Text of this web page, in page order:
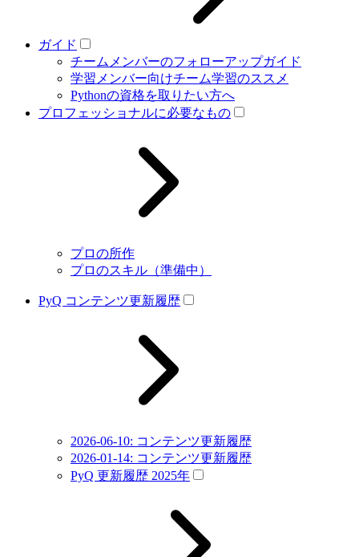
ガイド
チームメンバーのフォローアップガイド
学習メンバー向けチーム学習のススメ
Pythonの資格を取りたい方へ
プロフェッショナルに必要なもの
プロの所作
プロのスキル（準備中）
PyQ コンテンツ更新履歴
2026-06-10: コンテンツ更新履歴
2026-01-14: コンテンツ更新履歴
PyQ 更新履歴 2025年